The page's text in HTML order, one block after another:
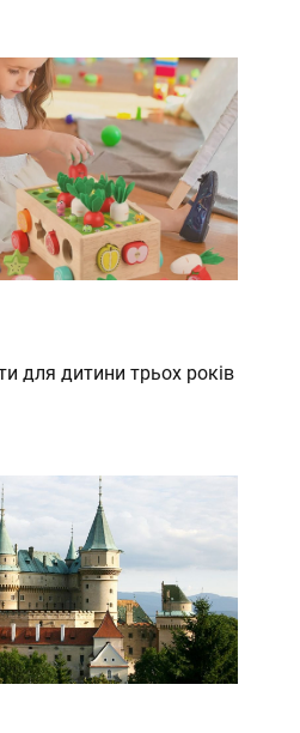
для дитини трьох років